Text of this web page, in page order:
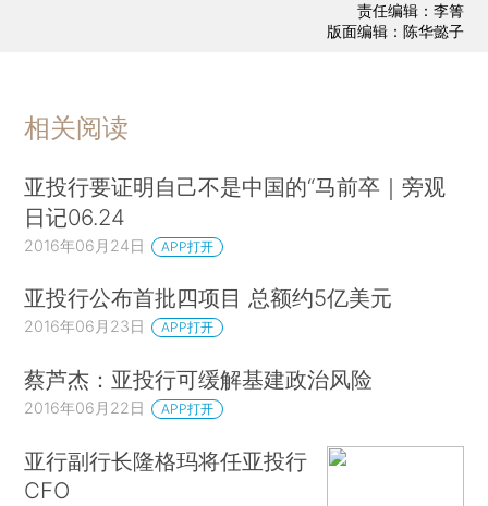
责任编辑：李箐
版面编辑：陈华懿子
相关阅读
亚投行要证明自己不是中国的“马前卒｜旁观
日记06.24
2016年06月24日 APP打开
亚投行公布首批四项目 总额约5亿美元
2016年06月23日 APP打开
蔡芦杰：亚投行可缓解基建政治风险
2016年06月22日 APP打开
亚行副行长隆格玛将任亚投行
CFO